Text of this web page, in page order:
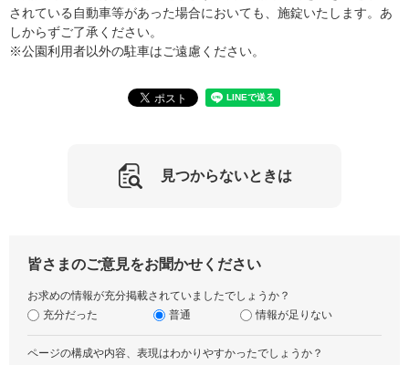
されている自動車等があった場合においても、施錠いたします。あ
しからずご了承ください。
※公園利用者以外の駐車はご遠慮ください。
見つからないときは
皆さまのご意見をお聞かせください
お求めの情報が充分掲載されていましたでしょうか？
充分だった
普通 情報が足りない
ページの構成や内容、表現はわかりやすかったでしょうか？